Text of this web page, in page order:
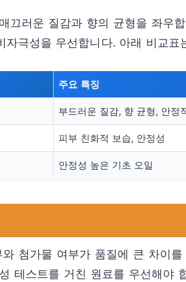
끄러운 질감과 향의 균형을 좌우
극성을 우선합니다. 아래 비교
주요 특징
부드러운 질감, 향 균형, 안정
피부 친화적 보습, 안정성
안정성 높은 기초 오일
첨가물 여부가 품질에 큰 차이
테스트를 거친 원료를 우선해야